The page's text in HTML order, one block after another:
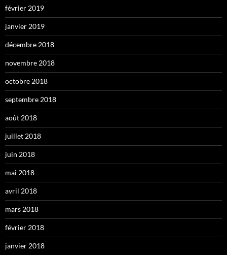
février 2019
janvier 2019
décembre 2018
novembre 2018
octobre 2018
septembre 2018
août 2018
juillet 2018
juin 2018
mai 2018
avril 2018
mars 2018
février 2018
janvier 2018